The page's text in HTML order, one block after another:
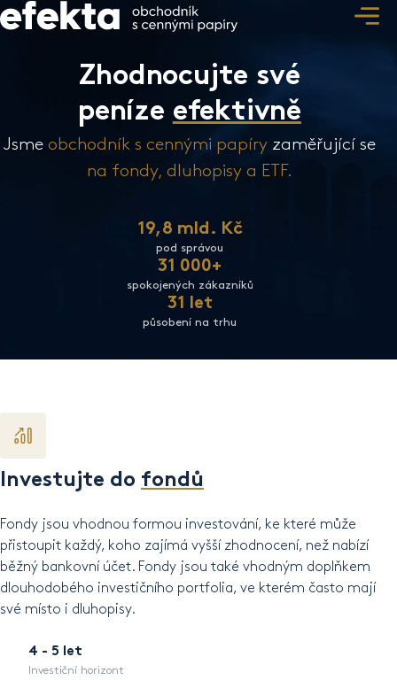
Zhodnocujte své
peníze efektivně
Jsme obchodník s cennými papíry zaměřující se
na fondy, dluhopisy a ETF.
19,8 mld. Kč
pod správou
31 000+
spokojených zákazníků
31 let
působení na trhu
Investujte do fondů
Fondy jsou vhodnou formou investování, ke které může
přistoupit každý, koho zajímá vyšší zhodnocení, než nabízí
běžný bankovní účet. Fondy jsou také vhodným doplňkem
dlouhodobého investičního portfolia, ve kterém často mají
své místo i dluhopisy.
4 - 5 let
Investiční horizont